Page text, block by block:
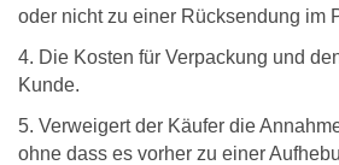
oder nicht zu einer Rücksendung im
4. Die Kosten für Verpackung und
Kunde.
5. Verweigert der Käufer die
ohne dass es vorher zu einer